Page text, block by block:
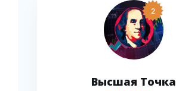
2
Высшая Точка